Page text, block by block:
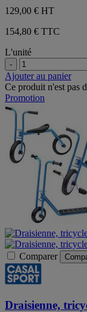
129,00 € HT
154,80 € TTC
L'unité
-
Ajouter au panier
Ce produit n'est pas
Promotion
Comparer
Draisienne,